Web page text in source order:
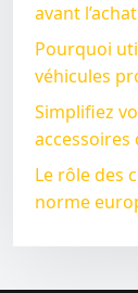
avant
Pourquoi
véhicules
Simplifiez
accessoires
Le rôle des
norme